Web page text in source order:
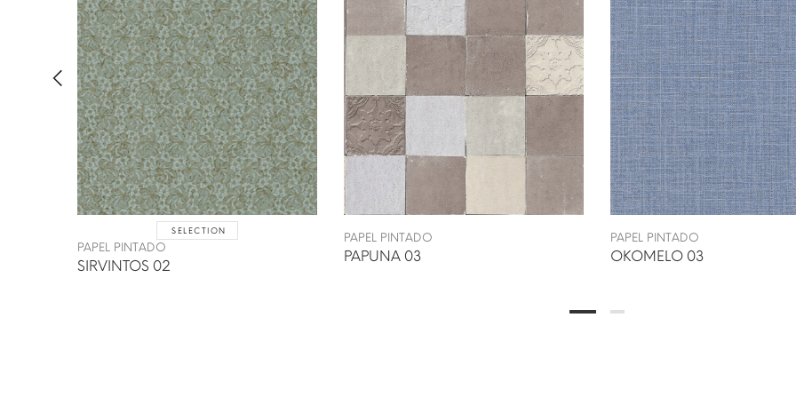
SELECTION
PAPEL PINTADO
SIRVINTOS 02
PAPEL PINTADO
PAPUNA 03
PAPEL PINTADO
OKOMELO 03